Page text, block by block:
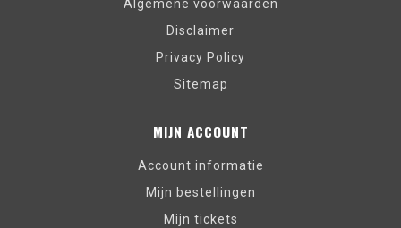
Algemene voorwaarden
Disclaimer
Privacy Policy
Sitemap
MIJN ACCOUNT
Account informatie
Mijn bestellingen
Mijn tickets